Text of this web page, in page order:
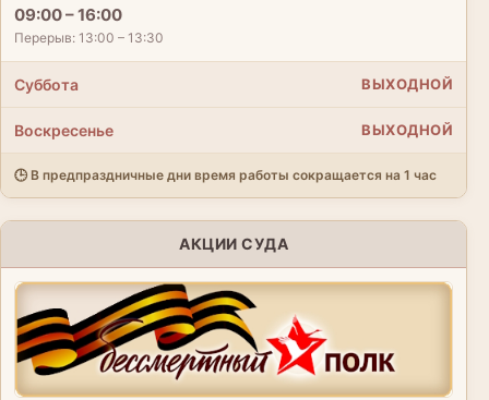
09:00 – 16:00
Перерыв: 13:00 – 13:30
Суббота ВЫХОДНОЙ
Воскресенье ВЫХОДНОЙ
🕒 В предпраздничные дни время работы сокращается на 1 час
АКЦИИ СУДА